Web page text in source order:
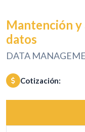
Mantención y
datos
DATA
Cotización: